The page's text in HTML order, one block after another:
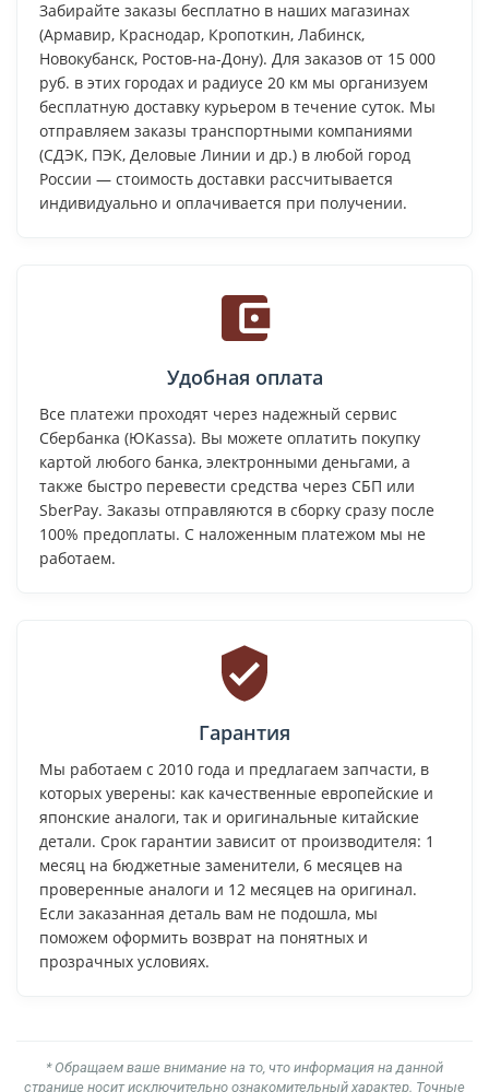
Забирайте заказы бесплатно в наших магазинах
(Армавир, Краснодар, Кропоткин, Лабинск,
Новокубанск, Ростов-на-Дону). Для заказов от 15 000
руб. в этих городах и радиусе 20 км мы организуем
бесплатную доставку курьером в течение суток. Мы
отправляем заказы транспортными компаниями
(СДЭК, ПЭК, Деловые Линии и др.) в любой город
России — стоимость доставки рассчитывается
индивидуально и оплачивается при получении.
Удобная оплата
Все платежи проходят через надежный сервис
Сбербанка (ЮKassa). Вы можете оплатить покупку
картой любого банка, электронными деньгами, а
также быстро перевести средства через СБП или
SberPay. Заказы отправляются в сборку сразу после
100% предоплаты. С наложенным платежом мы не
работаем.
Гарантия
Мы работаем с 2010 года и предлагаем запчасти, в
которых уверены: как качественные европейские и
японские аналоги, так и оригинальные китайские
детали. Срок гарантии зависит от производителя: 1
месяц на бюджетные заменители, 6 месяцев на
проверенные аналоги и 12 месяцев на оригинал.
Если заказанная деталь вам не подошла, мы
поможем оформить возврат на понятных и
прозрачных условиях.
* Обращаем ваше внимание на то, что информация на данной
странице носит исключительно ознакомительный характер. Точные